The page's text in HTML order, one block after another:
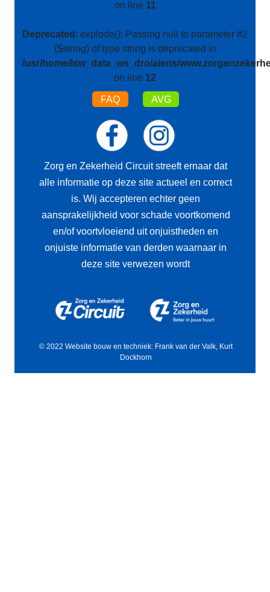
on line 11
Deprecated : explode(): Passing null to parameter #2
($string) of type string is deprecated in
/usr/home/lsw_data_ws_dro/aiens/
on line 12
FAQ AVG
Zorg en Zekerheid Circuit streeft ernaar dat
alle informatie op deze site actueel en correct
is. Wij accepteren echter geen
aansprakelijkheid voor schade voortkomend
en/of voortvloeiend uit onjuistheden en
onjuiste informatie van derden waarnaar in
deze site verwezen wordt
© 2022 Website bouw en techniek: Frank van der Valk, Kurt
Dockhorn